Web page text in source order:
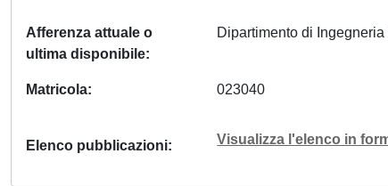
Afferenza attuale o
ultima disponibile
Dipartimento di
Matricola 023040
Elenco pubblicazioni Visualizza l'elenco in